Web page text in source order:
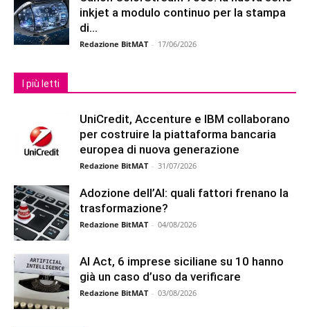
inkjet a modulo continuo per la stampa
di...
Redazione BitMAT - 17/06/2026
I più letti
UniCredit, Accenture e IBM collaborano
per costruire la piattaforma bancaria
europea di nuova generazione
Redazione BitMAT - 31/07/2026
Adozione dell’AI: quali fattori frenano la
trasformazione?
Redazione BitMAT - 04/08/2026
AI Act, 6 imprese siciliane su 10 hanno
già un caso d’uso da verificare
Redazione BitMAT - 03/08/2026